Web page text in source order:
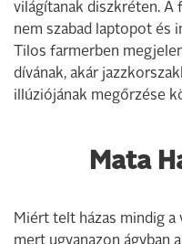
világítanak diszkréten. A
nem szabad laptopot és
Tilos farmerben
dívának, akár
illúziójának megőrzése
Mata
Miért telt házas mindig a